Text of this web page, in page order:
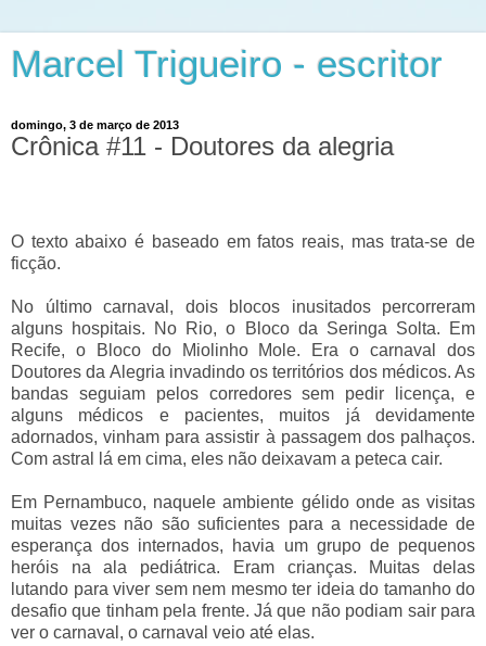
Marcel Trigueiro - escritor
domingo, 3 de março de 2013
Crônica #11 - Doutores da alegria
O texto abaixo é baseado em fatos reais, mas trata-se de
ficção.
No último carnaval, dois blocos inusitados percorreram
alguns hospitais. No Rio, o Bloco da Seringa Solta. Em
Recife, o Bloco do Miolinho Mole. Era o carnaval dos
Doutores da Alegria invadindo os territórios dos médicos. As
bandas seguiam pelos corredores sem pedir licença, e
alguns médicos e pacientes, muitos já devidamente
adornados, vinham para assistir à passagem dos palhaços.
Com astral lá em cima, eles não deixavam a peteca cair.
Em Pernambuco, naquele ambiente gélido onde as visitas
muitas vezes não são suficientes para a necessidade de
esperança dos internados, havia um grupo de pequenos
heróis na ala pediátrica. Eram crianças. Muitas delas
lutando para viver sem nem mesmo ter ideia do tamanho do
desafio que tinham pela frente. Já que não podiam sair para
ver o carnaval, o carnaval veio até elas.